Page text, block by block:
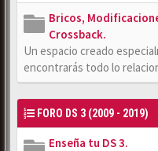
Bricos,
Crossback.
Un espacio creado
encontrarás todo lo
FORO DS 3 (2009 - 2019)
Enseña tu DS 3.